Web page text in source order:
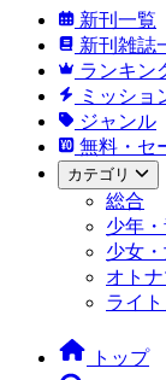
新刊一覧
新刊雑誌
ランキン
ミッショ
ジャンル
無料・セ
カテゴリ
総合
少年
少女
オト
ライ
トップ